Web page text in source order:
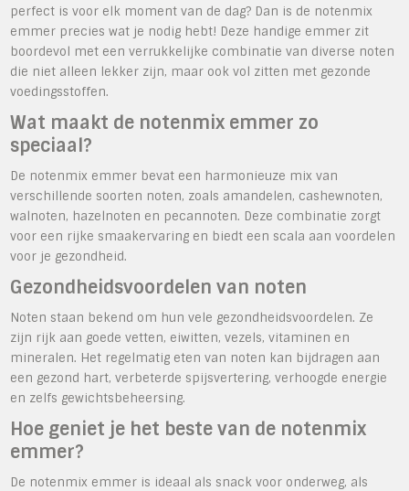
perfect is voor elk moment van de dag? Dan is de notenmix
emmer precies wat je nodig hebt! Deze handige emmer zit
boordevol met een verrukkelijke combinatie van diverse noten
die niet alleen lekker zijn, maar ook vol zitten met gezonde
voedingsstoffen.
Wat maakt de notenmix emmer zo
speciaal?
De notenmix emmer bevat een harmonieuze mix van
verschillende soorten noten, zoals amandelen, cashewnoten,
walnoten, hazelnoten en pecannoten. Deze combinatie zorgt
voor een rijke smaakervaring en biedt een scala aan voordelen
voor je gezondheid.
Gezondheidsvoordelen van noten
Noten staan bekend om hun vele gezondheidsvoordelen. Ze
zijn rijk aan goede vetten, eiwitten, vezels, vitaminen en
mineralen. Het regelmatig eten van noten kan bijdragen aan
een gezond hart, verbeterde spijsvertering, verhoogde energie
en zelfs gewichtsbeheersing.
Hoe geniet je het beste van de notenmix
emmer?
De notenmix emmer is ideaal als snack voor onderweg, als